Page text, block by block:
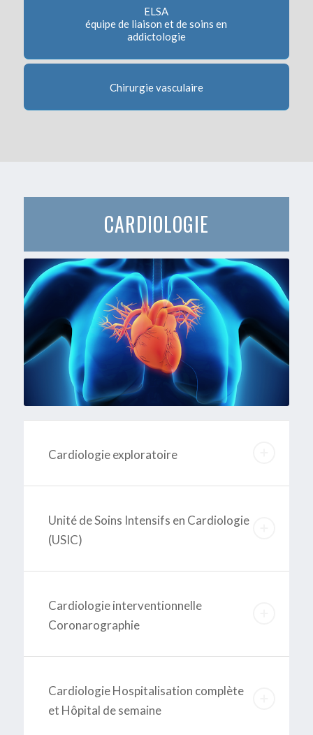
ELSA
équipe de liaison et de soins en
addictologie
Chirurgie vasculaire
CARDIOLOGIE
Cardiologie exploratoire
Unité de Soins Intensifs en Cardiologie
(USIC)
Cardiologie interventionnelle
Coronarographie
Cardiologie Hospitalisation complète
et Hôpital de semaine